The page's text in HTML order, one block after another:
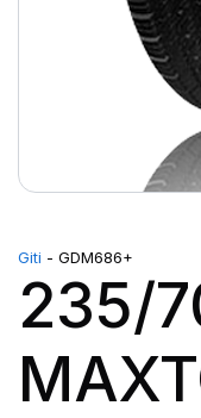
Giti - GDM686+
235/